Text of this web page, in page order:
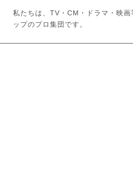
私たちは、TV・CM・ドラマ・映
ップのプロ集団です。